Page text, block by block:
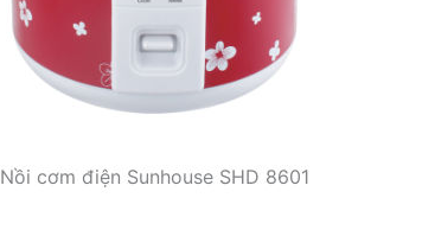
Nồi cơm điện Sunhouse SHD 8601